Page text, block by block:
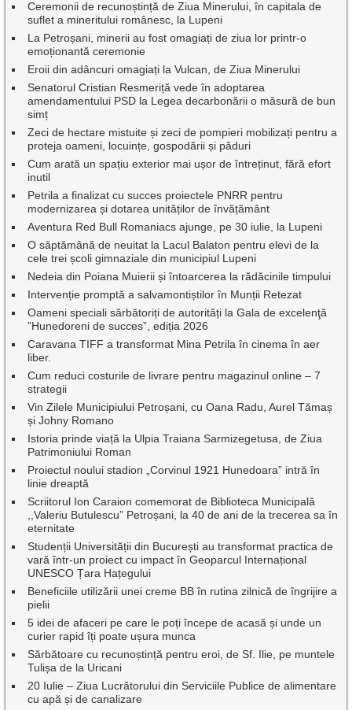
Ceremonii de recunoștință de Ziua Minerului, în capitala de
suflet a mineritului românesc, la Lupeni
La Petroșani, minerii au fost omagiați de ziua lor printr-o
emoționantă ceremonie
Eroii din adâncuri omagiați la Vulcan, de Ziua Minerului
Senatorul Cristian Resmeriță vede în adoptarea
amendamentului PSD la Legea decarbonării o măsură de bun
simț
Zeci de hectare mistuite și zeci de pompieri mobilizați pentru a
proteja oameni, locuințe, gospodării și păduri
Cum arată un spațiu exterior mai ușor de întreținut, fără efort
inutil
Petrila a finalizat cu succes proiectele PNRR pentru
modernizarea și dotarea unităților de învățământ
Aventura Red Bull Romaniacs ajunge, pe 30 iulie, la Lupeni
O săptămână de neuitat la Lacul Balaton pentru elevi de la
cele trei școli gimnaziale din municipiul Lupeni
Nedeia din Poiana Muierii și întoarcerea la rădăcinile timpului
Intervenție promptă a salvamontiștilor în Munții Retezat
Oameni speciali sărbătoriți de autorități la Gala de excelenţă
”Hunedoreni de succes”, ediția 2026
Caravana TIFF a transformat Mina Petrila în cinema în aer
liber.
Cum reduci costurile de livrare pentru magazinul online – 7
strategii
Vin Zilele Municipiului Petroșani, cu Oana Radu, Aurel Tămaș
și Johny Romano
Istoria prinde viață la Ulpia Traiana Sarmizegetusa, de Ziua
Patrimoniului Roman
Proiectul noului stadion „Corvinul 1921 Hunedoara” intră în
linie dreaptă
Scriitorul Ion Caraion comemorat de Biblioteca Municipală
,,Valeriu Butulescu” Petroșani, la 40 de ani de la trecerea sa în
eternitate
Studenții Universității din București au transformat practica de
vară într-un proiect cu impact în Geoparcul Internațional
UNESCO Țara Hațegului
Beneficiile utilizării unei creme BB în rutina zilnică de îngrijire a
pielii
5 idei de afaceri pe care le poți începe de acasă și unde un
curier rapid îți poate ușura munca
Sărbătoare cu recunoștință pentru eroi, de Sf. Ilie, pe muntele
Tulișa de la Uricani
20 Iulie – Ziua Lucrătorului din Serviciile Publice de alimentare
cu apă și de canalizare